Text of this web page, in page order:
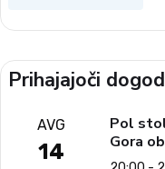
Prihajajoči
AVG
14
Pol
Gora